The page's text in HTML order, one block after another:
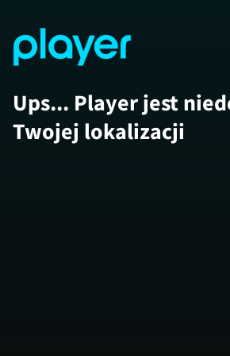
Ups... Player jest
Twojej lokalizacji